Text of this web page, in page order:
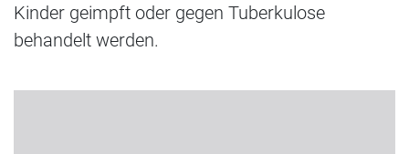
Kinder geimpft oder gegen Tuberkulose
behandelt werden.